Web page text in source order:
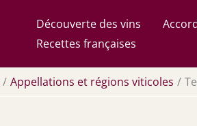
Découverte des vins
Recettes françaises
Appellations et régions viticoles